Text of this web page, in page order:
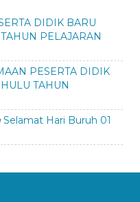
DIDIK BARU
PELAJARAN
PESERTA DIDIK
TAHUN
Selamat Hari Buruh 01